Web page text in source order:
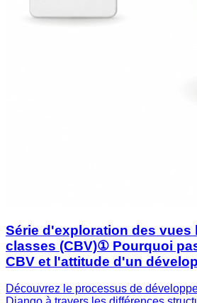
Série d'exploration des vues
classes (CBV)① Pourquoi
CBV et l'attitude d'un
Découvrez le processus de